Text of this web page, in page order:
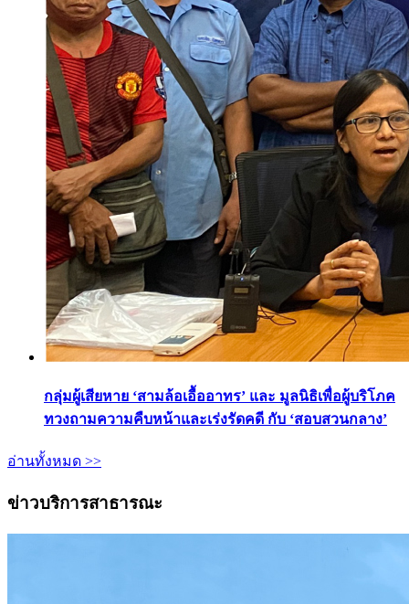
กลุ่มผู้เสียหาย ‘สามล้อเอื้ออาทร’ และ มูลนิธิเพื่อผู้บริโภค
ทวงถามความคืบหน้าและเร่งรัดคดี กับ ‘สอบสวนกลาง’
อ่านทั้งหมด >>
ข่าวบริการสาธารณะ